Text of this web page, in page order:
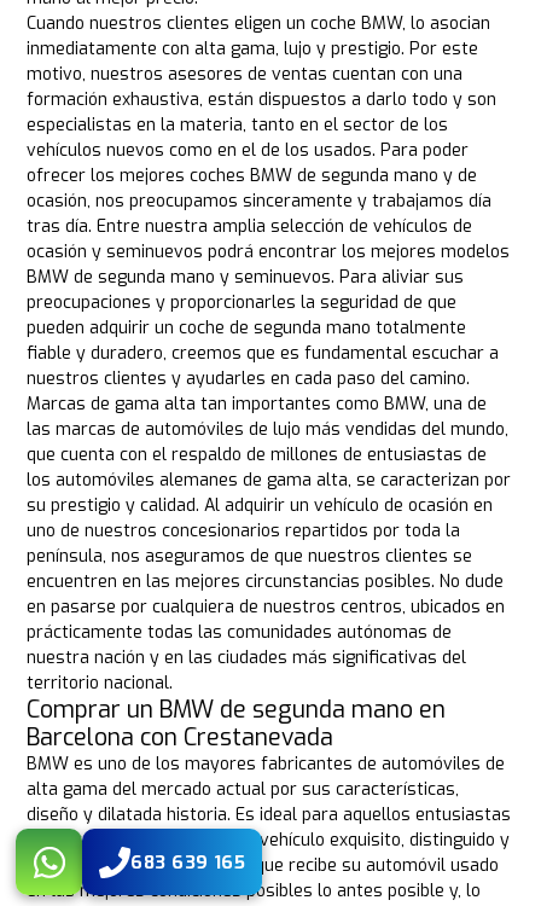
Cuando nuestros clientes eligen un coche BMW, lo asocian
inmediatamente con alta gama, lujo y prestigio. Por este
motivo, nuestros asesores de ventas cuentan con una
formación exhaustiva, están dispuestos a darlo todo y son
especialistas en la materia, tanto en el sector de los
vehículos nuevos como en el de los usados. Para poder
ofrecer los mejores coches BMW de segunda mano y de
ocasión, nos preocupamos sinceramente y trabajamos día
tras día. Entre nuestra amplia selección de vehículos de
ocasión y seminuevos podrá encontrar los mejores modelos
BMW de segunda mano y seminuevos. Para aliviar sus
preocupaciones y proporcionarles la seguridad de que
pueden adquirir un coche de segunda mano totalmente
fiable y duradero, creemos que es fundamental escuchar a
nuestros clientes y ayudarles en cada paso del camino.
Marcas de gama alta tan importantes como BMW, una de
las marcas de automóviles de lujo más vendidas del mundo,
que cuenta con el respaldo de millones de entusiastas de
los automóviles alemanes de gama alta, se caracterizan por
su prestigio y calidad. Al adquirir un vehículo de ocasión en
uno de nuestros concesionarios repartidos por toda la
península, nos aseguramos de que nuestros clientes se
encuentren en las mejores circunstancias posibles. No dude
en pasarse por cualquiera de nuestros centros, ubicados en
prácticamente todas las comunidades autónomas de
nuestra nación y en las ciudades más significativas del
territorio nacional.
Comprar un BMW de segunda mano en
Barcelona con Crestanevada
BMW es uno de los mayores fabricantes de automóviles de
alta gama del mercado actual por sus características,
diseño y dilatada historia. Es ideal para aquellos entusiastas
del automóvil que buscan un vehículo exquisito, distinguido y
lujoso. Para asegurarnos de que recibe su automóvil usado
en las mejores condiciones posibles lo antes posible y, lo
683 639 165